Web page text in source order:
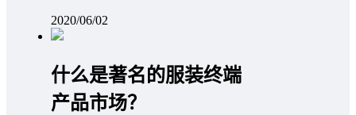
2020/06/02
什么是著名的服装终端
产品市场？